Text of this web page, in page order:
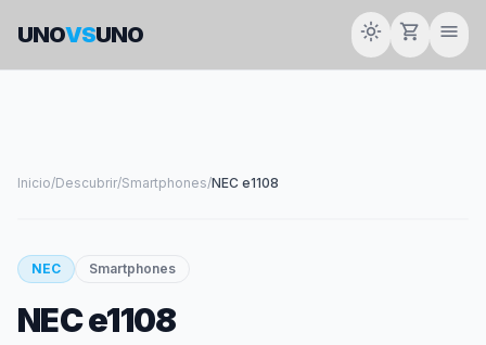
UNOVSUNO light_mode shopping_cart menu
Inicio/Descubrir/Smartphones/NEC e1108
smartphone
NEC
NEC Smartphones
NEC e1108